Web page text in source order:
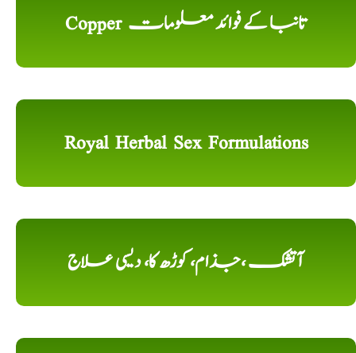
Copper تانبا کے فوائد معلومات
Royal Herbal Sex Formulations
آتشک ،جذام، کوڑھ کا، دیسی علاج